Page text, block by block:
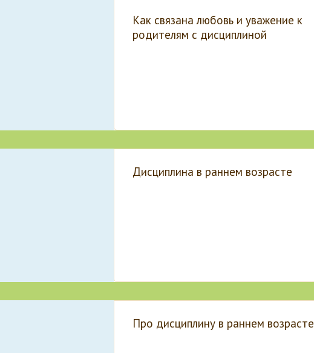
Как связана любовь и уважение к
родителям с дисциплиной
Дисциплина в раннем возрасте
Про дисциплину в раннем возрасте